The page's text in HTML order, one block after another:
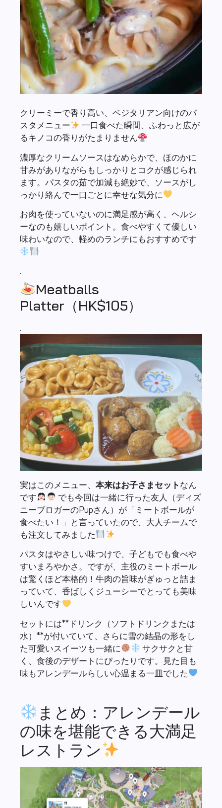
クリーミーで香り高い、ベジタリアン向けのパ
スタメニュー
一口食べた瞬間、ふわっと広が
るキノコの香りがたまりません
濃厚なクリームソースはなめらかで、ほのかに
甘みがありながらもしっかりとコクが感じられ
ます。パスタの茹で加減も絶妙で、ソースがし
っかり絡んで一口ごとに幸せな気分に
お肉を使っていないのに満足感が高く、ヘルシ
ーなのも嬉しいポイント。食べやすくて優しい
味わいなので、軽めのランチにもおすすめです
.
Meatballs
Platter（HK$105）
.
実はこのメニュー、 本来はお子さまセットなん
です
でも今回は一緒に行った友人（ディズ
ニーブロガーのPupさん）が「ミートボールが
食べたい！」と言っていたので、大人チームで
も注文してみました
パスタはやさしい味つけで、子どもでも食べや
すいまろやかさ。ですが、主役のミートボール
は驚くほど本格的！牛肉の旨味がぎゅっと詰ま
っていて、香ばしくジューシーでとっても美味
しいんです
セットには**ドリンク（ソフトドリンクまたは
水）**が付いていて、さらに雪の結晶の形をし
た可愛いスイーツも一緒に
サクサクと甘
く、食後のデザートにぴったりです。見た目も
味もアレンデールらしい心温まる一皿でした
まとめ：アレンデール
の味を堪能できる大満足
レストラン